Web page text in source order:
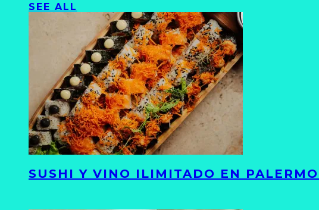
SEE ALL
SUSHI Y VINO ILIMITADO EN